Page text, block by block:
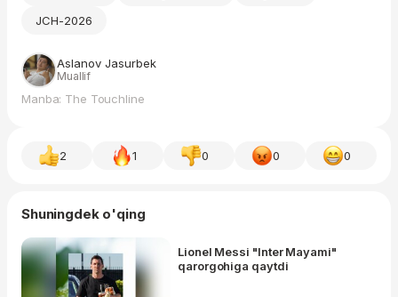
JCH-2026
Aslanov Jasurbek
Muallif
Manba: The Touchline
2 1 0 0 0
Shuningdek o'qing
Lionel Messi "Inter Mayami"
qarorgohiga qaytdi